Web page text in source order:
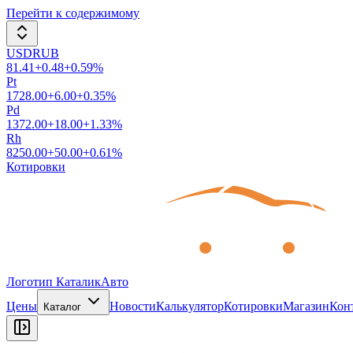
Перейти к содержимому
USDRUB
81.41+0.48+0.59%
Pt
1728.00+6.00+0.35%
Pd
1372.00+18.00+1.33%
Rh
8250.00+50.00+0.61%
Котировки
Логотип КаталикАвто
Цены
Каталог НовостиКалькуляторКотировкиМагазин